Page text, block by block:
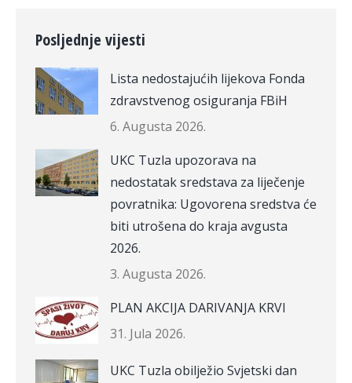
Posljednje vijesti
Lista nedostajućih lijekova Fonda
zdravstvenog osiguranja FBiH
6. Augusta 2026.
UKC Tuzla upozorava na
nedostatak sredstava za liječenje
povratnika: Ugovorena sredstva će
biti utrošena do kraja avgusta
2026.
3. Augusta 2026.
PLAN AKCIJA DARIVANJA KRVI
31. Jula 2026.
UKC Tuzla obilježio Svjetski dan